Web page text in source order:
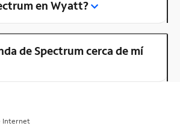
en Wyatt?
de Spectrum cerca de mí
Internet